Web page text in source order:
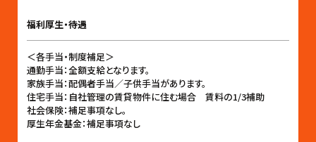
福利厚生・待遇
＜各手当・制度補足＞
通勤手当：全額支給となります。
家族手当：配偶者手当／子供手当があります。
住宅手当：自社管理の賃貸物件に住む場合 賃料の1/3補助
社会保険：補足事項なし。
厚生年金基金：補足事項なし